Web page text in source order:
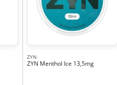
ZYN
ZYN Menthol Ice 13,5mg